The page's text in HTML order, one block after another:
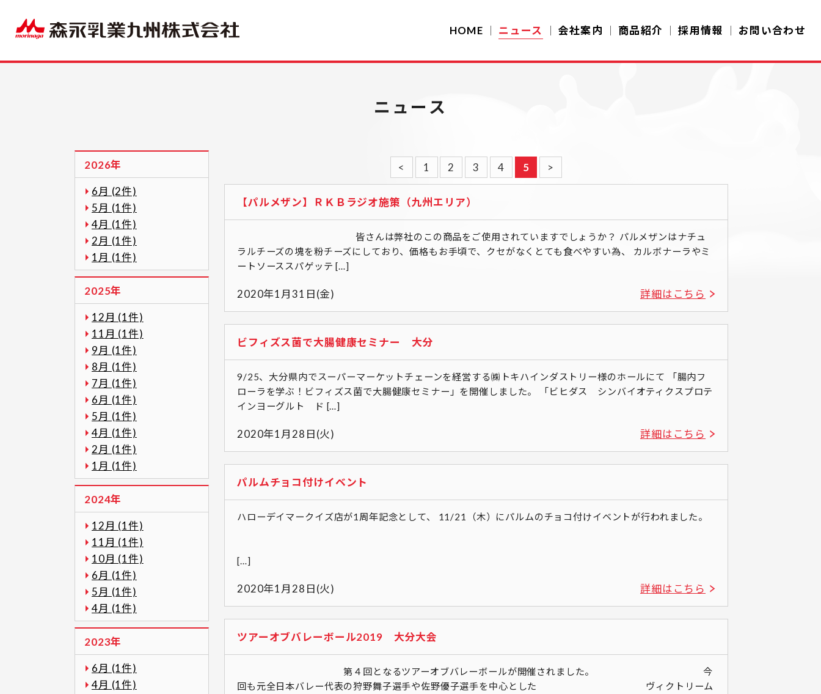
HOME ニュース 会社案内 商品紹介 採用情報 お問い合わせ
ニュース
2026年
6月 (2件)
5月 (1件)
4月 (1件)
2月 (1件)
1月 (1件)
2025年
12月 (1件)
11月 (1件)
9月 (1件)
8月 (1件)
7月 (1件)
6月 (1件)
5月 (1件)
4月 (1件)
2月 (1件)
1月 (1件)
2024年
12月 (1件)
11月 (1件)
10月 (1件)
6月 (1件)
5月 (1件)
4月 (1件)
2023年
6月 (1件)
4月 (1件)
< 1 2 3 4 5 >
【パルメザン】ＲＫＢラジオ施策（九州エリア）
皆さんは弊社のこの商品をご使用されていますでしょうか？ パルメザンはナチュ
ラルチーズの塊を粉チーズにしており、価格もお手頃で、クセがなくとても食べやすい為、 カルボナーラやミ
ートソーススパゲッテ […]
2020年1月31日(金) 詳細はこちら
ビフィズス菌で大腸健康セミナー 大分
9/25、大分県内でスーパーマーケットチェーンを経営する㈱トキハインダストリー様のホールにて 「腸内フ
ローラを学ぶ！ビフィズス菌で大腸健康セミナー」を開催しました。 「ビヒダス シンバイオティクスプロテ
インヨーグルト ド […]
2020年1月28日(火) 詳細はこちら
パルムチョコ付けイベント
ハローデイマークイズ店が1周年記念として、 11/21（木）にパルムのチョコ付けイベントが行われました。
[…]
2020年1月28日(火) 詳細はこちら
ツアーオブバレーボール2019 大分大会
第４回となるツアーオブバレーボールが開催されました。 今
回も元全日本バレー代表の狩野舞子選手や佐野優子選手を中心とした ヴィクトリーム